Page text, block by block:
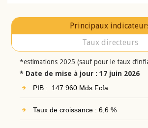
Principaux
Taux directeurs
*estimations 2025 (sauf pour le taux
* Date de mise à jour : 17 juin 2026
PIB : 147 960 Mds Fcfa
Taux de croissance : 6,6 %